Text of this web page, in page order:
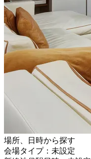
場所、日時から探す
会場タイプ：未設定